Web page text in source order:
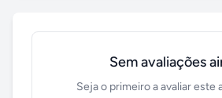
Sem avaliações
Seja o primeiro a avaliar este